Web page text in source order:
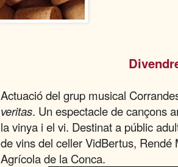
Divendres 17 ,
Actuació del grup musical
veritas. Un espectacle de cançons
la vinya i el vi. Destinat a públic
de vins del celler VidBertus, Rendé
Agrícola de la Conca.